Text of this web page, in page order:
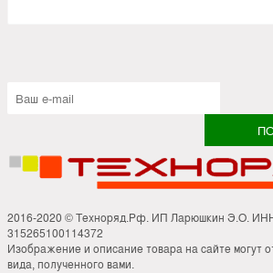
2016-2020 © Техноряд.Рф. ИП Ларюшкин Э.О.
315265100114372
Изображение и описание товара на сайте могут
вида, полученного вами.